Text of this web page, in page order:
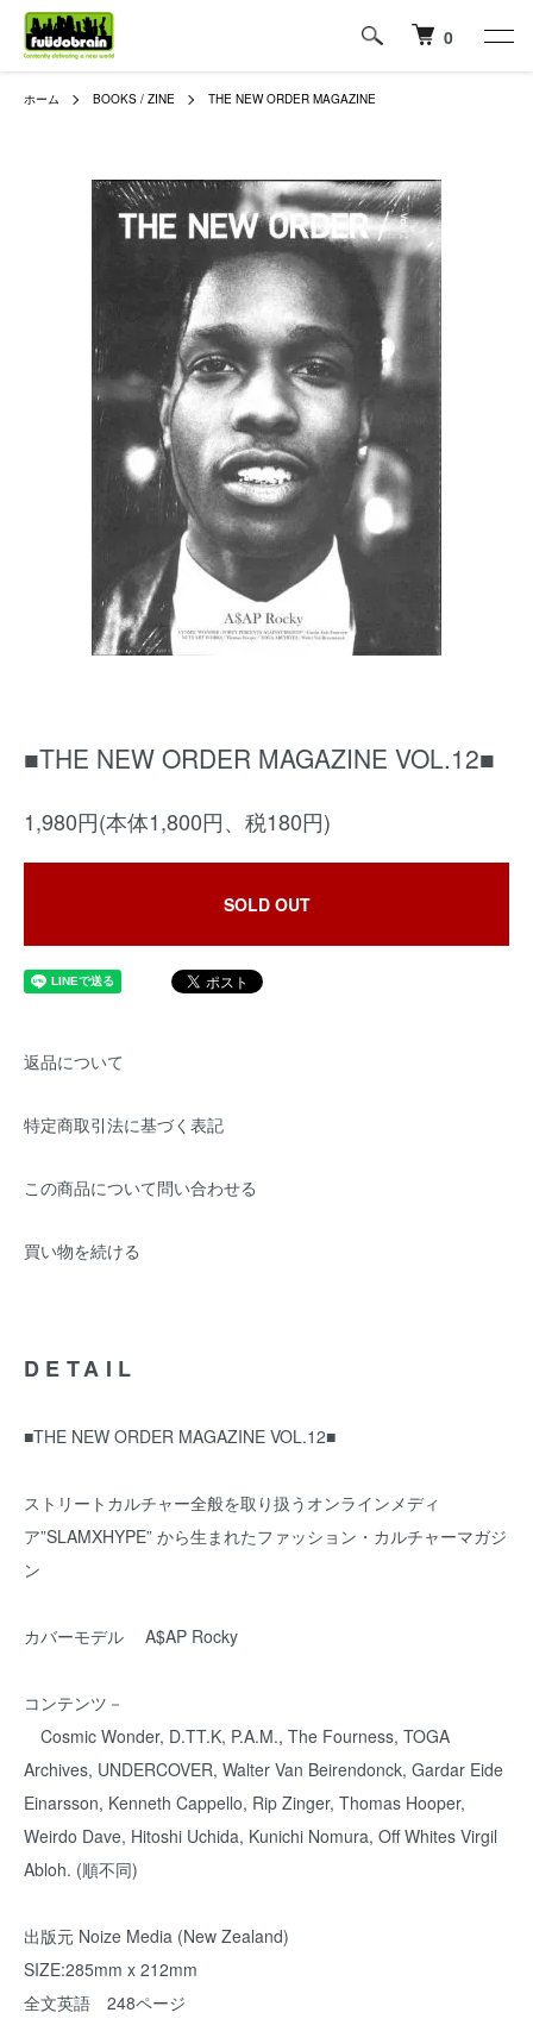
0
ホーム BOOKS / ZINE THE NEW ORDER MAGAZINE
■THE NEW ORDER MAGAZINE VOL.12■
1,980円(本体1,800円、税180円)
SOLD OUT
返品について
特定商取引法に基づく表記
この商品について問い合わせる
買い物を続ける
DETAIL
■THE NEW ORDER MAGAZINE VOL.12■
ストリートカルチャー全般を取り扱うオンラインメディ
ア”SLAMXHYPE” から生まれたファッション・カルチャーマガジ
ン
カバーモデル A$AP Rocky
コンテンツ－
Cosmic Wonder, D.TT.K, P.A.M., The Fourness, TOGA
Archives, UNDERCOVER, Walter Van Beirendonck, Gardar Eide
Einarsson, Kenneth Cappello, Rip Zinger, Thomas Hooper,
Weirdo Dave, Hitoshi Uchida, Kunichi Nomura, Off Whites Virgil
Abloh. (順不同)
出版元 Noize Media (New Zealand)
SIZE:285mm x 212mm
全文英語 248ページ